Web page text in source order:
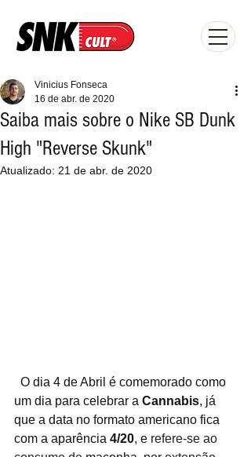
Saiba mais sobre o Nike SB Dunk
High "Reverse Skunk"
Vinicius Fonseca
16 de abr. de 2020
Atualizado: 21 de abr. de 2020
um dia para celebrar a Cannabis, já
que a data no formato americano fica
com a aparência 4/20, e refere-se ao